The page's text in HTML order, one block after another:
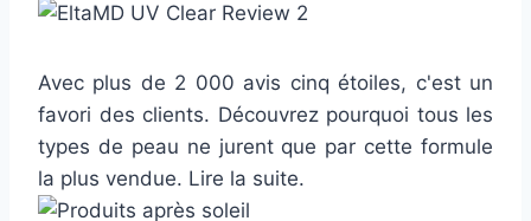
Avec plus de 2 000 avis cinq étoiles, c'est un
favori des clients. Découvrez pourquoi tous les
types de peau ne jurent que par cette formule
la plus vendue. Lire la suite.